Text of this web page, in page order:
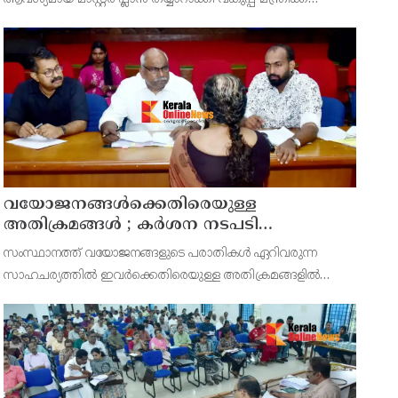
അറിയിച്ചു. ഡിപ്പോയ്ക്ക് നാല് ഏക്കറിൽ അധികം വരുന്ന
സ്ഥലമുണ്ട്
വയോജനങ്ങൾക്കെതിരെയുള്ള
അതിക്രമങ്ങൾ ; കർശന നടപടി
സ്വീകരിക്കുമെന്ന് കമ്മീഷൻ
സംസ്ഥാനത്ത് വയോജനങ്ങളുടെ പരാതികൾ ഏറിവരുന്ന
സാഹചര്യത്തിൽ ഇവർക്കെതിരെയുള്ള അതിക്രമങ്ങളിൽ
ചെയർമാൻ അഡ്വ. കെ. സോമപ്രസാദ്.